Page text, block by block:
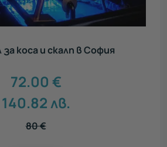
коса и скалп в София
72.00 €
140.82лв.
80€